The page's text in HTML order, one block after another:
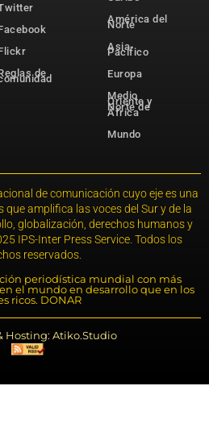
de
América del
Norte
Asia-
Pacífico
Europa
Medio
Oriente y
Norte de
África
Mundo
de comunicación cuyo eje es una
amplifica las voces del Sur y de la
globalización, derechos humanos y
IPS-Inter Press Service. Todos los
reservados.
periodística mundial con más
el mundo en desarrollo que en los
ricos. DONAR
Hosting: Atiko.Studio